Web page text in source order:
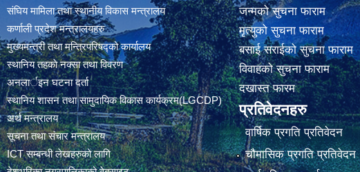
संघिय मामिला तथा स्थानीय विकास मन्त्रालय
कर्णाली प्रदेश मन्त्रालयहरु
मुख्यमन्त्री तथा मन्त्रिपरिषद्को कार्यालय
स्थानिय तहकाे नक्सा तथा विवरण
अनलार्इन घटना दर्ता
स्थानिय शासन तथा सामुदायिक विकास कार्यक्रम(LGCDP)
अर्थ मन्त्रालय
सूचना तथा संचार मन्त्रालय
ICT सम्बन्धी लेखहरुको लागि
जन्मको सुचना फाराम
मृत्युको सुचना फाराम
बसाई सराईको सुचना फाराम
विवाहको सुचना फाराम
दखास्त फारम
प्रतिवेदनहरु
वार्षिक प्रगति प्रतिवेदन
चौमासिक प्रगति प्रतिवेदन